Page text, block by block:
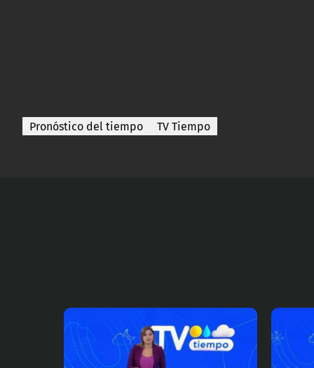
Pronóstico del tiempo TV Tiempo